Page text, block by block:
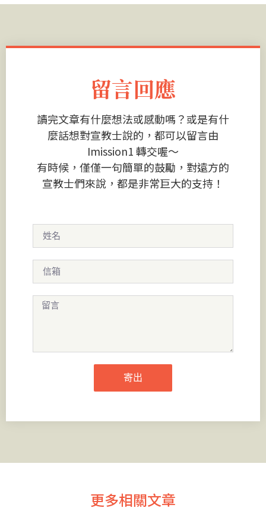
留言回應
讀完文章有什麼想法或感動嗎？或是有什
麼話想對宣教士說的，都可以留言由
Imission1 轉交喔～
有時候，僅僅一句簡單的鼓勵，對遠方的
宣教士們來說，都是非常巨大的支持！
寄出
更多相關文章